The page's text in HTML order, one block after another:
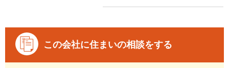
この会社に住まいの相談をする